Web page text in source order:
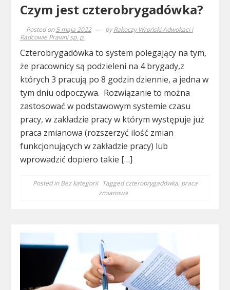
Czym jest czterobrygadówka?
Posted on5 maja 2022 byRakoczy Wroński Adwokaci i
Radcowie Prawni sp. p.
Czterobrygadówka to system polegający na tym,
że pracownicy są podzieleni na 4 brygady,z
których 3 pracują po 8 godzin dziennie, a jedna w
tym dniu odpoczywa. Rozwiązanie to można
zastosować w podstawowym systemie czasu
pracy, w zakładzie pracy w którym występuje już
praca zmianowa (rozszerzyć ilość zmian
funkcjonujących w zakładzie pracy) lub
wprowadzić dopiero takie […]
Posted inBez kategorii Taggedczterobrygadówka, praca
zmianowa